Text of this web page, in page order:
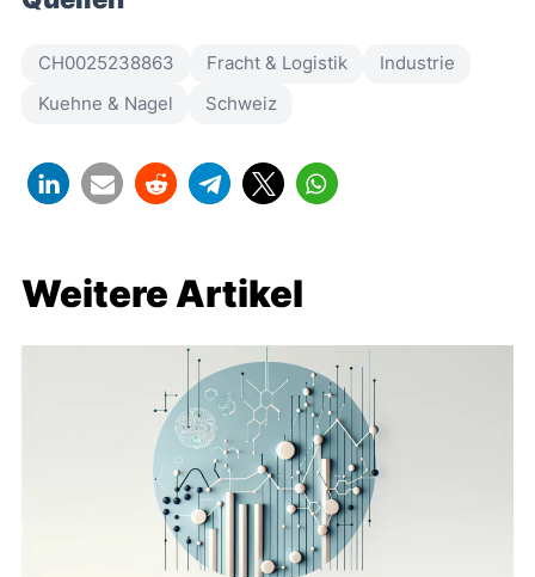
CH0025238863 Fracht & Logistik
Industrie
Kuehne & Nagel
Schweiz
Weitere Artikel